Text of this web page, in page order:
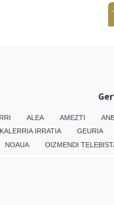
ALEA AMEZTI
IRRATIA GEURIA
NOAUA OIZMENDI